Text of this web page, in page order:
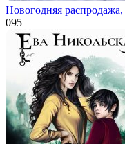
Новогодняя
095